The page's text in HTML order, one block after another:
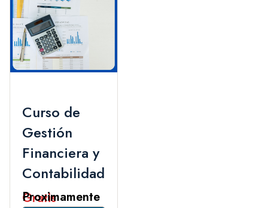
Curso de
Gestión
Financiera y
Contabilidad
Gratis